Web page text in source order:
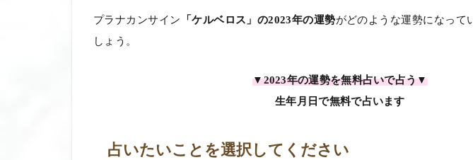
プラナカンサイン 「ケルベロス」の2023年の運勢がどのような運勢になって
しょう。
▼2023年の運勢を無料占いで占う▼
生年月日で無料で占います
占いたいことを選択してください